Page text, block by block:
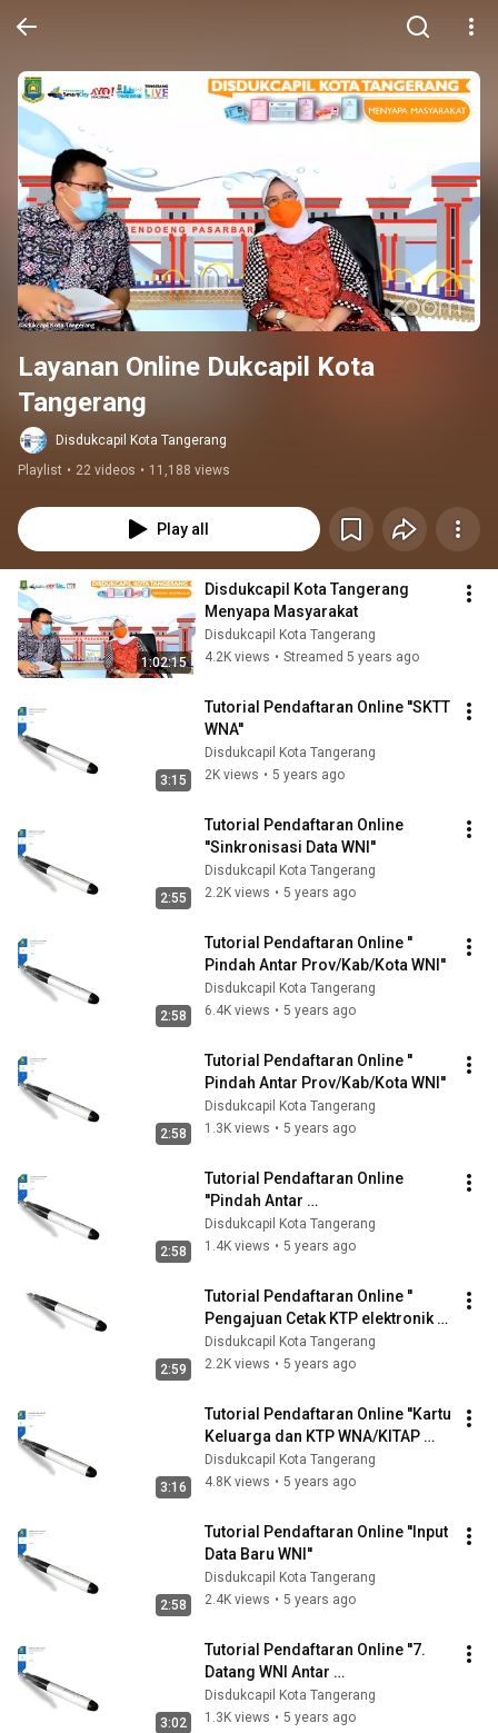
Layanan Online Dukcapil Kota
Tangerang
Disdukcapil Kota Tangerang
Playlist • 22 videos • 11,188 views
Play all
1:02:15
Disdukcapil Kota Tangerang
Menyapa Masyarakat
Disdukcapil Kota Tangerang
4.2K views • Streamed 5 years ago
3:15
Tutorial Pendaftaran Online ''SKTT
WNA''
Disdukcapil Kota Tangerang
2K views • 5 years ago
2:55
Tutorial Pendaftaran Online
''Sinkronisasi Data WNI''
Disdukcapil Kota Tangerang
2.2K views • 5 years ago
2:58
Tutorial Pendaftaran Online ''
Pindah Antar Prov/Kab/Kota WNI''
Disdukcapil Kota Tangerang
6.4K views • 5 years ago
2:58
Tutorial Pendaftaran Online ''
Pindah Antar Prov/Kab/Kota WNI''
Disdukcapil Kota Tangerang
1.3K views • 5 years ago
2:58
Tutorial Pendaftaran Online
''Pindah Antar
Provinsi/Kabupaten/Kota/Kecama
tan/Kelurahan''
Disdukcapil Kota Tangerang
1.4K views • 5 years ago
2:59
Tutorial Pendaftaran Online ''
Pengajuan Cetak KTP elektronik
WNI''
Disdukcapil Kota Tangerang
2.2K views • 5 years ago
3:16
Tutorial Pendaftaran Online ''Kartu
Keluarga dan KTP WNA/KITAP
WNA''
Disdukcapil Kota Tangerang
4.8K views • 5 years ago
2:58
Tutorial Pendaftaran Online ''Input
Data Baru WNI''
Disdukcapil Kota Tangerang
2.4K views • 5 years ago
3:02
Tutorial Pendaftaran Online ''7.
Datang WNI Antar
Provinsi/Kabupaten/Kota/Kecama
tan/Kelurahan''
Disdukcapil Kota Tangerang
1.3K views • 5 years ago